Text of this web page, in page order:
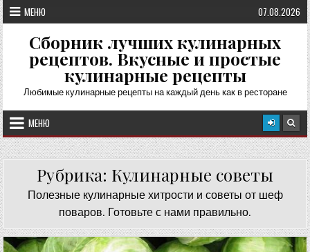
Перейти
к
содержимому
МЕНЮ 07.08.2026
Сборник лучших кулинарных
рецептов. Вкусные и простые
кулинарные рецепты
Любимые кулинарные рецепты на каждый день как в ресторане
МЕНЮ
Рубрика: Кулинарные советы
Полезные кулинарные хитрости и советы от шеф
поваров. Готовьте с нами правильно.